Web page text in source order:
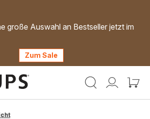
große Auswahl an Bestseller jetzt im
Zum Sale
Mein
Mein